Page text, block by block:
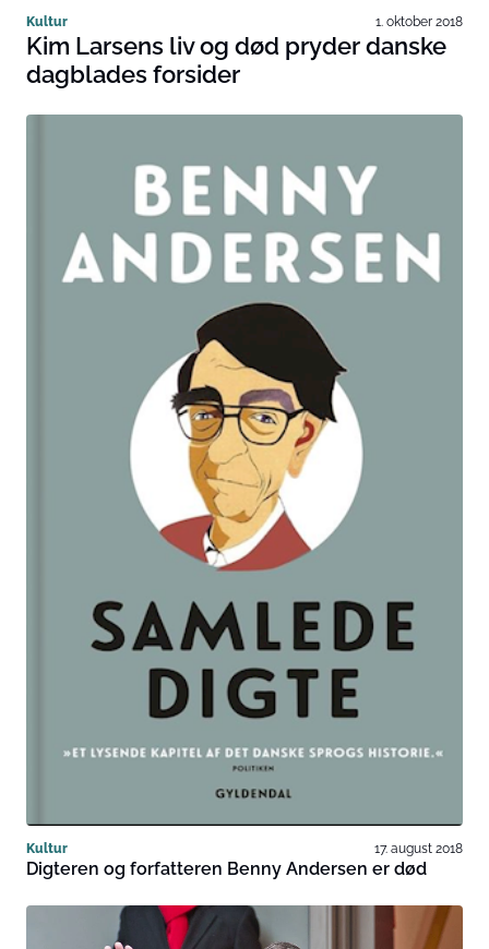
Kultur 1. oktober 2018
Kim Larsens liv og død pryder danske
dagblades forsider
Kultur 17. august 2018
Digteren og forfatteren Benny Andersen er død